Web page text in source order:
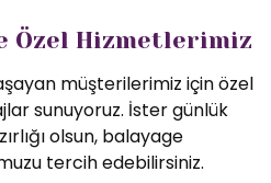
Özel Hizmetlerimiz
müşterilerimiz için özel
sunuyoruz. İster günlük
olsun, balayage
tercih edebilirsiniz.